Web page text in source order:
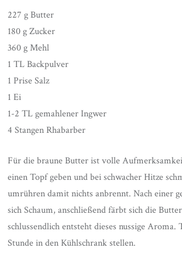
227 g Butter
180 g Zucker
360 g Mehl
1 TL Backpulver
1 Prise Salz
1 Ei
1-2 TL gemahlener Ingwer
4 Stangen Rhabarber
Für die braune Butter ist volle
einen Topf geben und bei schwacher Hitze
umrühren damit nichts anbrennt. Nach einer
sich Schaum, anschließend färbt sich die
schlussendlich entsteht dieses nussige
Stunde in den Kühlschrank stellen.